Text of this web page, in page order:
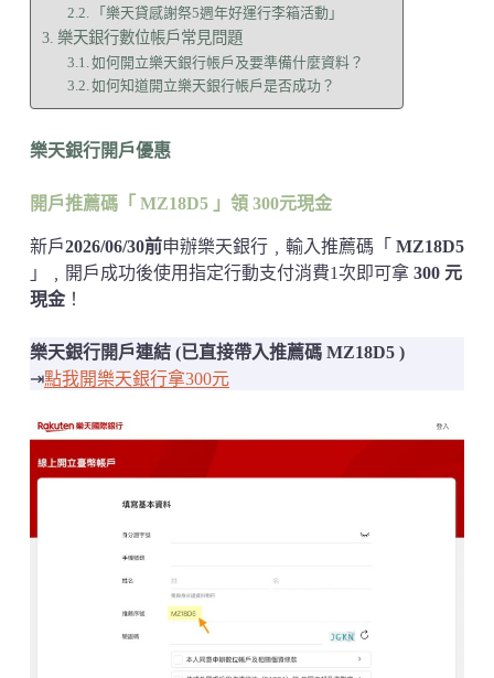
「樂天貸感謝祭5週年好運行李箱活動」
樂天銀行數位帳戶常見問題
如何開立樂天銀行帳戶及要準備什麼資料？
如何知道開立樂天銀行帳戶是否成功？
樂天銀行開戶優惠
開戶推薦碼「 MZ18D5 」領 300元現金
新戶2026/06/30前申辦樂天銀行﹐輸入推薦碼「 MZ18D5
」﹐開戶成功後使用指定行動支付消費1次即可拿 300 元
現金！
樂天銀行開戶連結 (已直接帶入推薦碼 MZ18D5 )
⇥點我開樂天銀行拿300元